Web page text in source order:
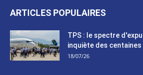
ARTICLES POPULAIRES
TPS : le spectre
inquiète des
18/07/26